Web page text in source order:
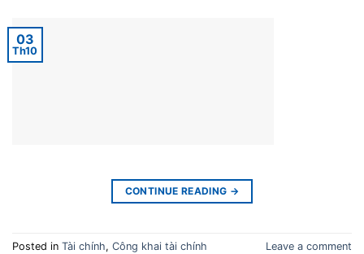
03
Th10
CONTINUE READING →
Posted in Tài chính, Công khai tài chính Leave a comment